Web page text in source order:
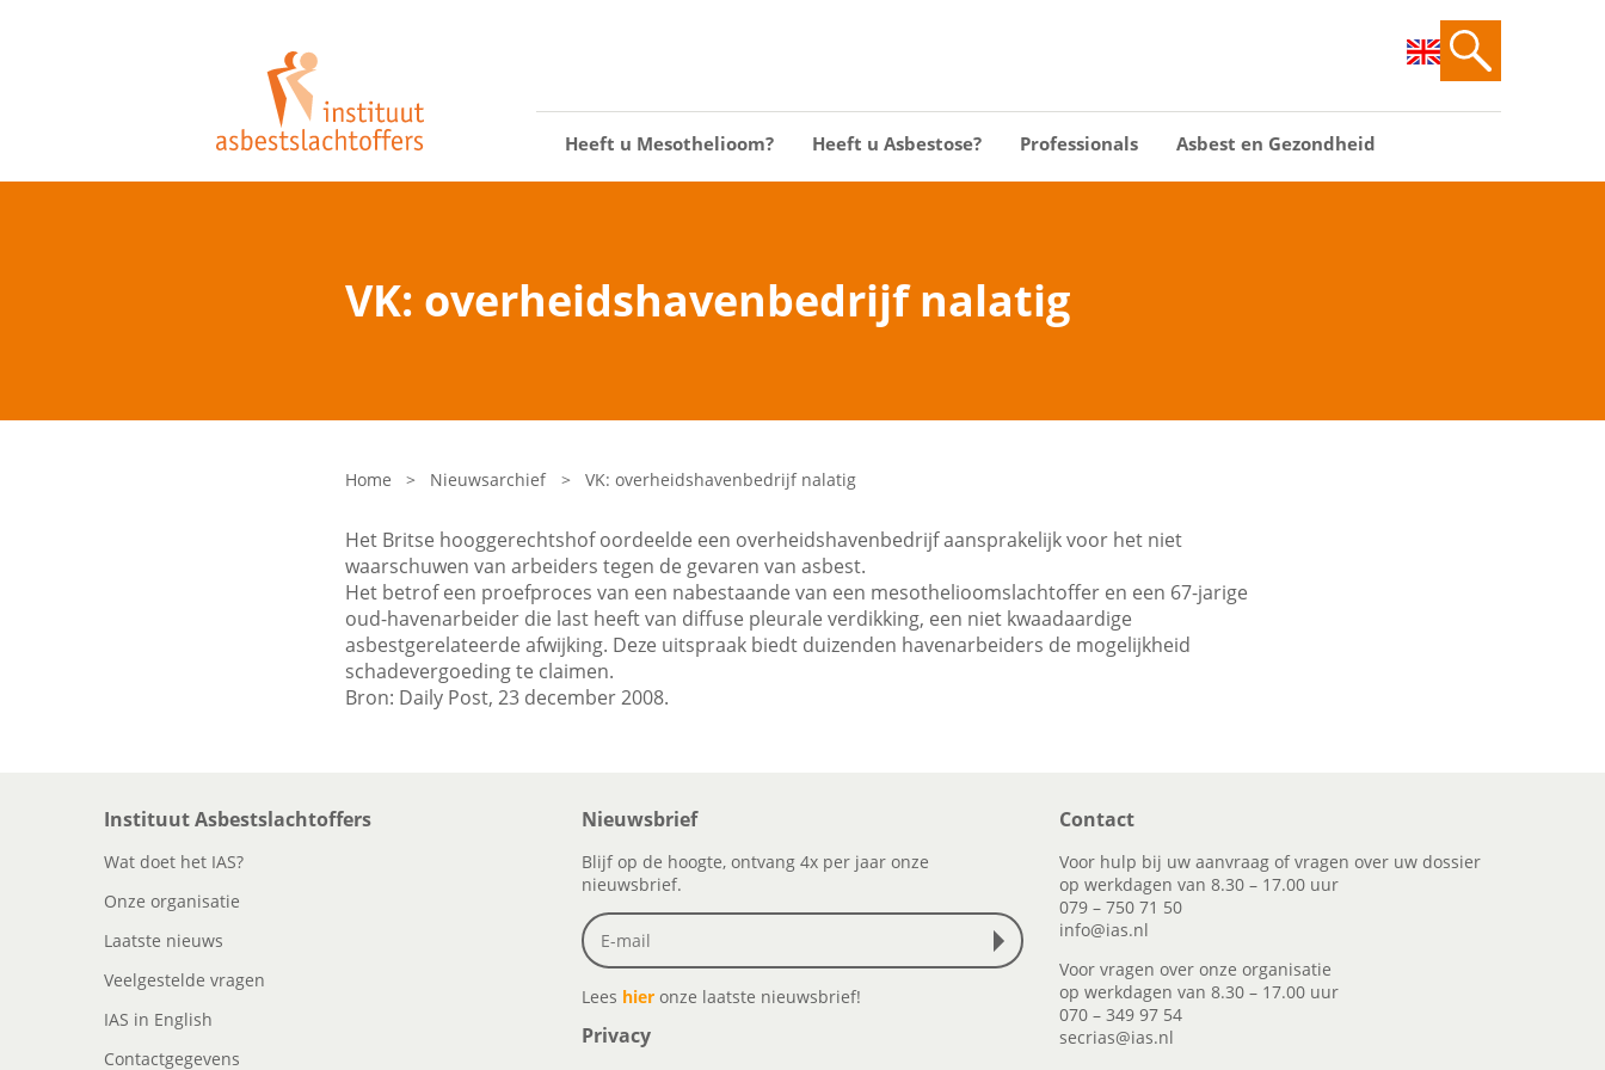
Heeft u Mesothelioom? Heeft u Asbestose? Professionals Asbest en Gezondheid
VK: overheidshavenbedrijf nalatig
Home > Nieuwsarchief > VK: overheidshavenbedrijf nalatig
Het Britse hooggerechtshof oordeelde een overheidshavenbedrijf aansprakelijk voor het niet
waarschuwen van arbeiders tegen de gevaren van asbest.
Het betrof een proefproces van een nabestaande van een mesothelioomslachtoffer en een 67-jarige
oud-havenarbeider die last heeft van diffuse pleurale verdikking, een niet kwaadaardige
asbestgerelateerde afwijking. Deze uitspraak biedt duizenden havenarbeiders de mogelijkheid
schadevergoeding te claimen.
Bron: Daily Post, 23 december 2008.
Instituut Asbestslachtoffers
Wat doet het IAS?
Onze organisatie
Laatste nieuws
Veelgestelde vragen
IAS in English
Contactgegevens
Nieuwsbrief
Blijf op de hoogte, ontvang 4x per jaar onze
nieuwsbrief.
Lees hier onze laatste nieuwsbrief!
Privacy
Contact
Voor hulp bij uw aanvraag of vragen over uw dossier
op werkdagen van 8.30 – 17.00 uur
079 – 750 71 50
info@ias.nl
Voor vragen over onze organisatie
op werkdagen van 8.30 – 17.00 uur
070 – 349 97 54
secrias@ias.nl